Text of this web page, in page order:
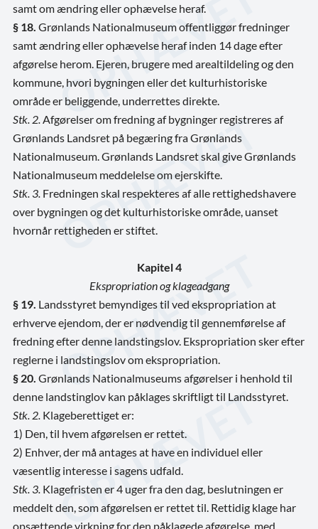
samt om ændring eller ophævelse heraf.
§ 18. Grønlands Nationalmuseum offentliggør fredninger
samt ændring eller ophævelse heraf inden 14 dage efter
afgørelse herom. Ejeren, brugere med arealtildeling og den
kommune, hvori bygningen eller det kulturhistoriske
område er beliggende, underrettes direkte.
Stk. 2. Afgørelser om fredning af bygninger registreres af
Grønlands Landsret på begæring fra Grønlands
Nationalmuseum. Grønlands Landsret skal give Grønlands
Nationalmuseum meddelelse om ejerskifte.
Stk. 3. Fredningen skal respekteres af alle rettighedshavere
over bygningen og det kulturhistoriske område, uanset
hvornår rettigheden er stiftet.
Kapitel 4
Ekspropriation og klageadgang
§ 19. Landsstyret bemyndiges til ved ekspropriation at
erhverve ejendom, der er nødvendig til gennemførelse af
fredning efter denne landstingslov. Ekspropriation sker efter
reglerne i landstingslov om ekspropriation.
§ 20. Grønlands Nationalmuseums afgørelser i henhold til
denne landstinglov kan påklages skriftligt til Landsstyret.
Stk. 2. Klageberettiget er:
1) Den, til hvem afgørelsen er rettet.
2) Enhver, der må antages at have en individuel eller
væsentlig interesse i sagens udfald.
Stk. 3. Klagefristen er 4 uger fra den dag, beslutningen er
meddelt den, som afgørelsen er rettet til. Rettidig klage har
opsættende virkning for den påklagede afgørelse, med